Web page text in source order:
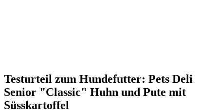
Testurteil zum Hundefutter: Pets Deli
Senior "Classic" Huhn und Pute mit
Süsskartoffel